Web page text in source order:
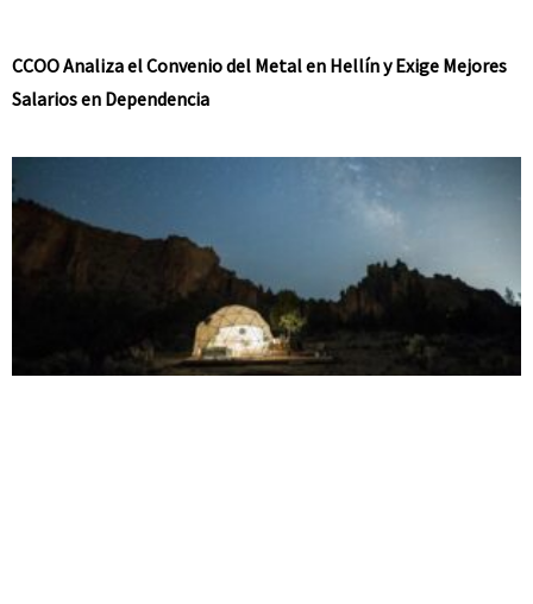
CCOO Analiza el Convenio del Metal en Hellín y Exige Mejores
Salarios en Dependencia